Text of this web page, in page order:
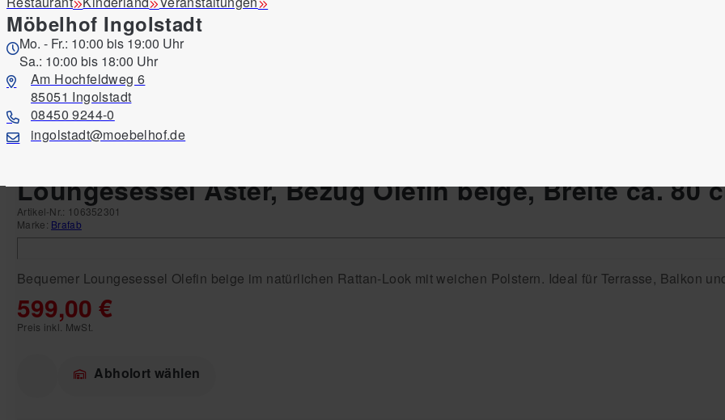
Möbelhof Ingolstadt
Mo. - Fr.: 10:00 bis 19:00 Uhr
Sa.: 10:00 bis 18:00 Uhr
Am Hochfeldweg 6
85051 Ingolstadt
08450 9244-0
ingolstadt@moebelhof.de
Loungesessel Aster, Bezug Olefin beige, Breite ca. 80
Artikel-Nr.: 106352301
Marke: Brafab
Bequemer Loungesessel Olefin beige im natürlichen Rattan-Look mit weichen Polstern. Ideal für Terrasse, Balkon
599,00 €
Preis inkl. MwSt.
Abholort wählen